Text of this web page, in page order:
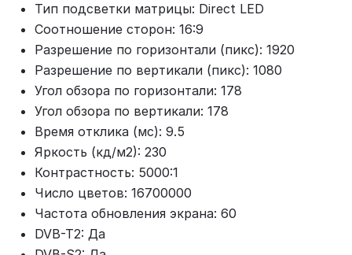
Тип подсветки матрицы: Direct LED
Соотношение сторон: 16:9
Разрешение по горизонтали (пикс): 1920
Разрешение по вертикали (пикс): 1080
Угол обзора по горизонтали: 178
Угол обзора по вертикали: 178
Время отклика (мс): 9.5
Яркость (кд/м2): 230
Контрастность: 5000:1
Число цветов: 16700000
Частота обновления экрана: 60
DVB-T2: Да